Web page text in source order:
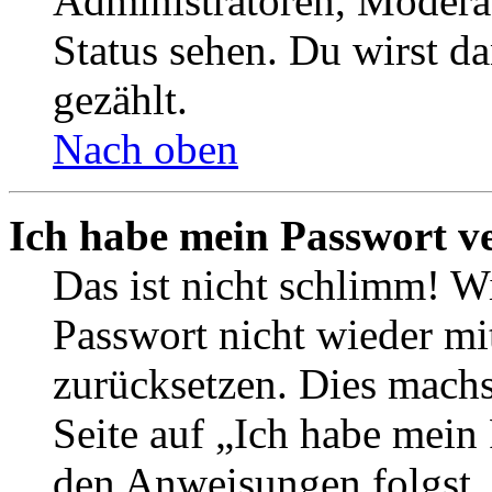
Status sehen. Du wirst
gezählt.
Nach oben
Ich habe mein Passwort
Das ist nicht schlimm!
Passwort nicht wieder
zurücksetzen. Dies
Seite auf „Ich habe